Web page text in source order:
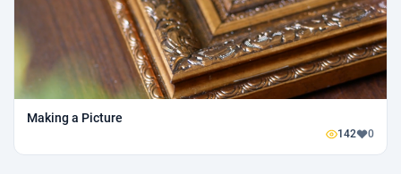
Making a Picture
142 0